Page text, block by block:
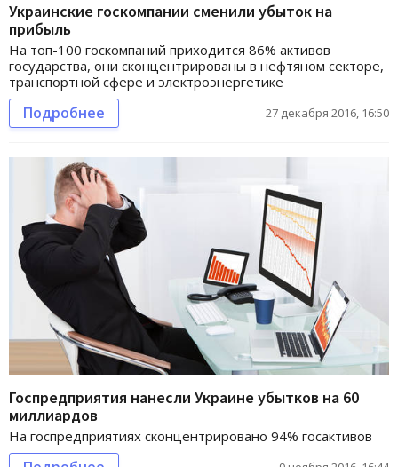
Украинские госкомпании сменили убыток на
прибыль
На топ-100 госкомпаний приходится 86% активов
государства, они сконцентрированы в нефтяном секторе,
транспортной сфере и электроэнергетике
Подробнее 27 декабря 2016, 16:50
Госпредприятия нанесли Украине убытков на 60
миллиардов
На госпредприятиях сконцентрировано 94% госактивов